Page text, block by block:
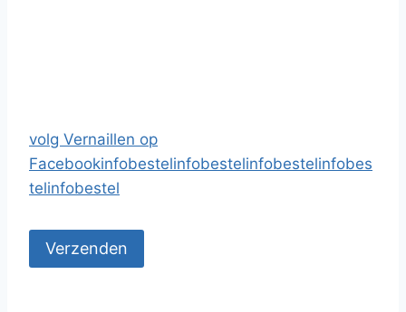
volg Vernaillen op
Facebookinfobestelinfobestelinfobestelinfobes
telinfobestel